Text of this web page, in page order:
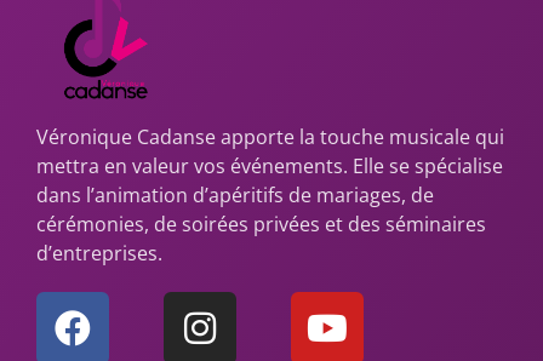
Véronique Cadanse apporte la touche musicale qui
mettra en valeur vos événements. Elle se spécialise
dans l’animation d’apéritifs de mariages, de
cérémonies, de soirées privées et des séminaires
d’entreprises.